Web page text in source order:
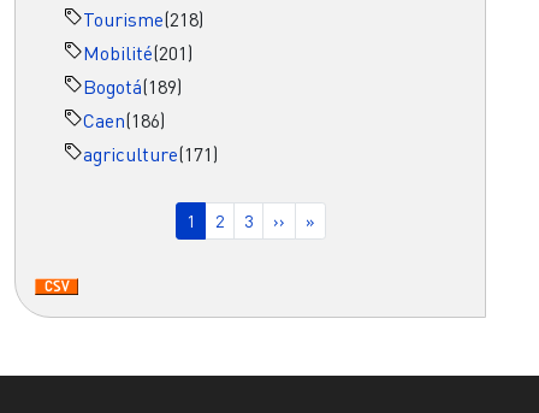
Tourisme(218)
Mobilité(201)
Bogotá(189)
Caen(186)
agriculture(171)
Page courante
1 Page
2 Page
3 Page suivante
›› Dernière page
»